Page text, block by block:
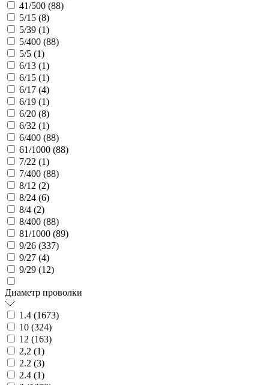
41/500 (88)
5/15 (8)
5/39 (1)
5/400 (88)
5/5 (1)
6/13 (1)
6/15 (1)
6/17 (4)
6/19 (1)
6/20 (8)
6/32 (1)
6/400 (88)
61/1000 (88)
7/22 (1)
7/400 (88)
8/12 (2)
8/24 (6)
8/4 (2)
8/400 (88)
81/1000 (89)
9/26 (337)
9/27 (4)
9/29 (12)
Диаметр проволки
1.4 (1673)
10 (324)
12 (163)
2,2 (1)
2.2 (3)
2.4 (1)